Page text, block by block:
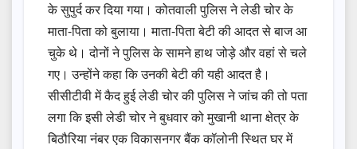
के सुपुर्द कर दिया गया। कोतवाली पुलिस ने लेडी चोर के
माता-पिता को बुलाया। माता-पिता बेटी की आदत से बाज आ
चुके थे। दोनों ने पुलिस के सामने हाथ जोड़े और वहां से चले
गए। उन्होंने कहा कि उनकी बेटी की यही आदत है।
सीसीटीवी में कैद हुई लेडी चोर की पुलिस ने जांच की तो पता
लगा कि इसी लेडी चोर ने बुधवार को मुखानी थाना क्षेत्र के
बिठौरिया नंबर एक विकासनगर बैंक कॉलोनी स्थित घर में